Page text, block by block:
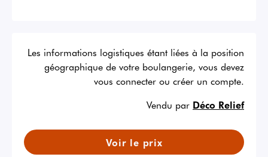
Les informations logistiques étant liées à la position
géographique de votre boulangerie, vous devez
vous connecter ou créer un compte.
Vendu par Déco Relief
Voir le prix